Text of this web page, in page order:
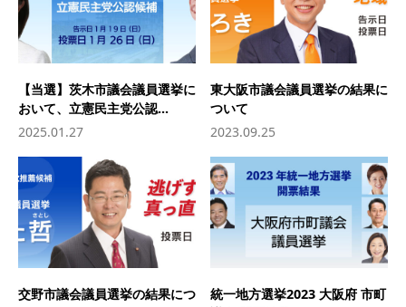
【当選】茨木市議会議員選挙に
おいて、立憲民主党公認...
2025.01.27
東大阪市議会議員選挙の結果に
ついて
2023.09.25
交野市議会議員選挙の結果につ
統一地方選挙2023 大阪府 市町